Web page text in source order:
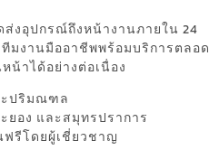
ส่งอุปกรณ์ถึงหน้างานภายใน 24
มงานมืออาชีพพร้อมบริการตลอด
น้าได้อย่างต่อเนื่อง
ะปริมณฑล
ยอง และสมุทรปราการ
รีโดยผู้เชี่ยวชาญ